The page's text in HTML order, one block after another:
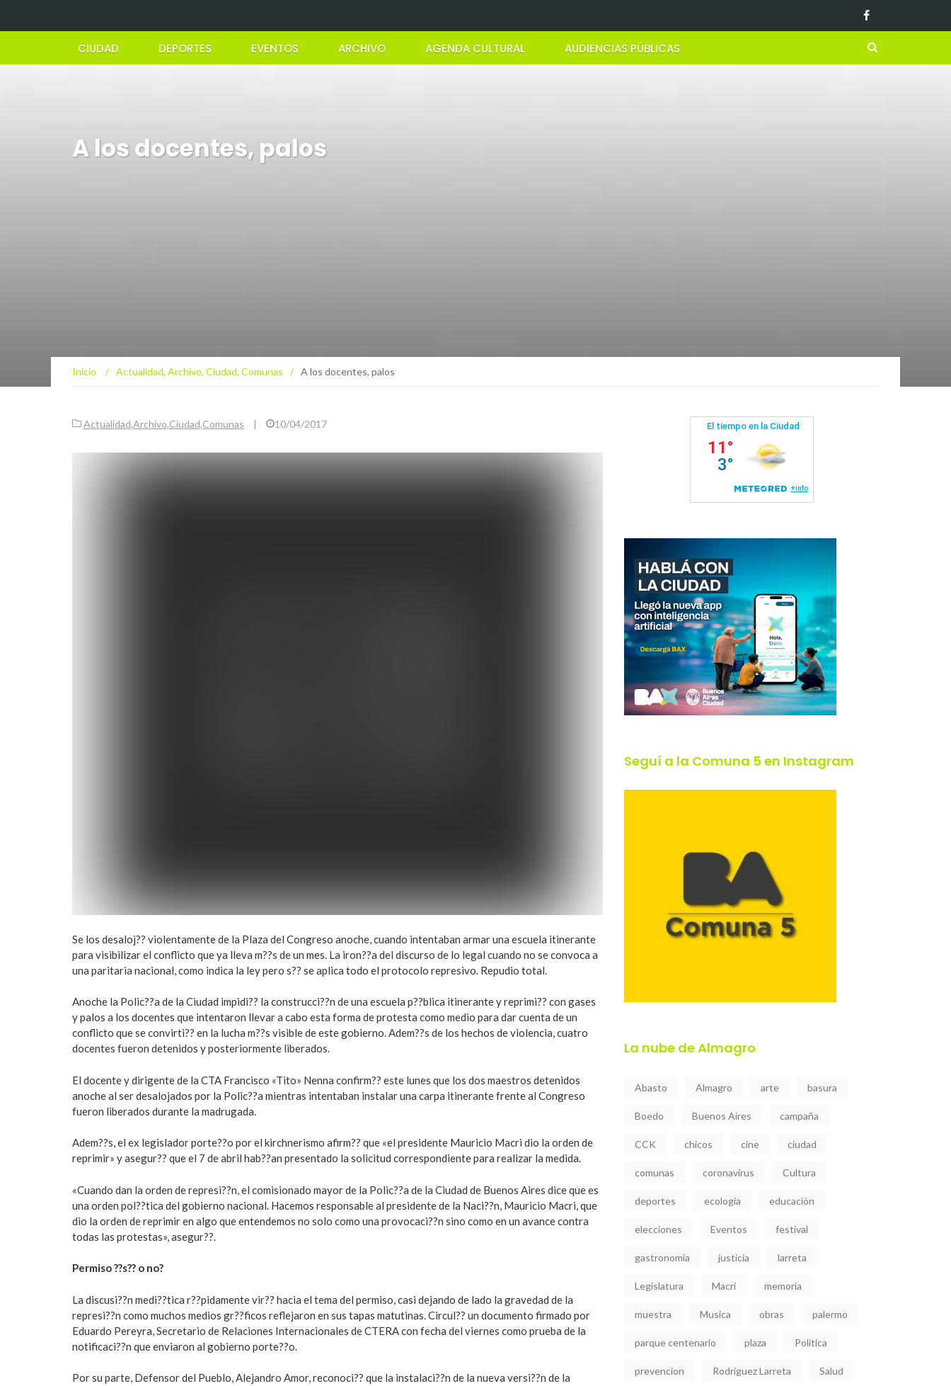
CIUDAD DEPORTES EVENTOS ARCHIVO AGENDA CULTURAL AUDIENCIAS PÚBLICAS
A los docentes, palos
Inicio / Actualidad, Archivo, Ciudad, Comunas / A los docentes, palos
Actualidad,Archivo,Ciudad,Comunas | 10/04/2017
Se los desaloj?? violentamente de la Plaza del Congreso anoche, cuando intentaban armar una escuela itinerante
para visibilizar el conflicto que ya lleva m??s de un mes. La iron??a del discurso de lo legal cuando no se convoca a
una paritaria nacional, como indica la ley pero s?? se aplica todo el protocolo represivo. Repudio total.
Anoche la Polic??a de la Ciudad impidi?? la construcci??n de una escuela p??blica itinerante y reprimi?? con gases
y palos a los docentes que intentaron llevar a cabo esta forma de protesta como medio para dar cuenta de un
conflicto que se convirti?? en la lucha m??s visible de este gobierno. Adem??s de los hechos de violencia, cuatro
docentes fueron detenidos y posteriormente liberados.
El docente y dirigente de la CTA Francisco «Tito» Nenna confirm?? este lunes que los dos maestros detenidos
anoche al ser desalojados por la Polic??a mientras intentaban instalar una carpa itinerante frente al Congreso
fueron liberados durante la madrugada.
Adem??s, el ex legislador porte??o por el kirchnerismo afirm?? que «el presidente Mauricio Macri dio la orden de
reprimir» y asegur?? que el 7 de abril hab??an presentado la solicitud correspondiente para realizar la medida.
«Cuando dan la orden de represi??n, el comisionado mayor de la Polic??a de la Ciudad de Buenos Aires dice que es
una orden pol??tica del gobierno nacional. Hacemos responsable al presidente de la Naci??n, Mauricio Macri, que
dio la orden de reprimir en algo que entendemos no solo como una provocaci??n sino como en un avance contra
todas las protestas», asegur??.
Permiso ??s?? o no?
La discusi??n medi??tica r??pidamente vir?? hacia el tema del permiso, casi dejando de lado la gravedad de la
represi??n como muchos medios gr??ficos reflejaron en sus tapas matutinas. Circul?? un documento firmado por
Eduardo Pereyra, Secretario de Relaciones Internacionales de CTERA con fecha del viernes como prueba de la
notificaci??n que enviaron al gobierno porte??o.
Por su parte, Defensor del Pueblo, Alejandro Amor, reconoci?? que la instalaci??n de la nueva versi??n de la
Seguí a la Comuna 5 en Instagram
La nube de Almagro
Abasto Almagro arte basura
Boedo Buenos Aires campaña
CCK chicos cine ciudad
comunas coronavirus Cultura
deportes ecología educación
elecciones Eventos festival
gastronomía justicia larreta
Legislatura Macri memoria
muestra Musica obras palermo
parque centenario plaza Politica
prevencion Rodriguez Larreta Salud